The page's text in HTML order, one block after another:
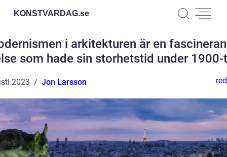
KONSTVARDAG.se
i arkitekturen är en
som hade sin storhetstid under
2023 Jon Larsson